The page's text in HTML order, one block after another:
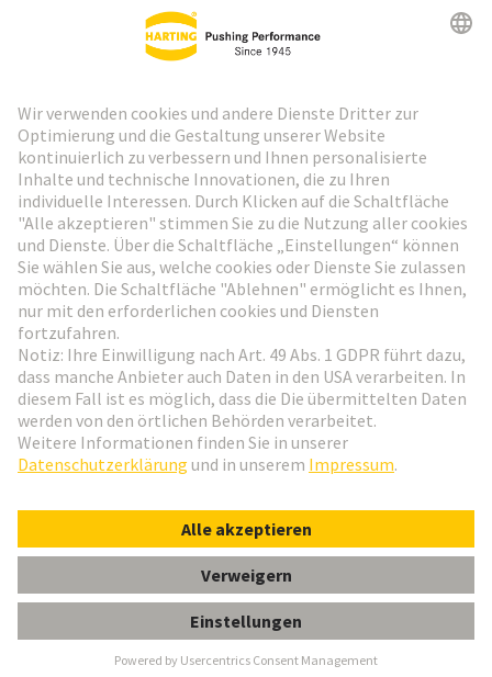
Kontaktieren Sie uns!
Nach oben gehen
HARTING Applied Technologies Deutsch
© HARTING Technologiegruppe
ImpressumDatenschutz-ErklärungCookie-Einstellungen
Kundeninformation